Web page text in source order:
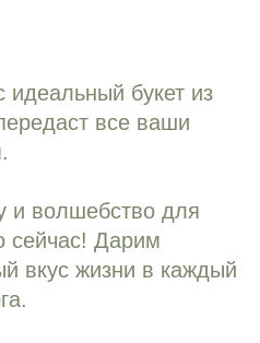
букет из
все ваши
и волшебство для
сейчас! Дарим
вкус жизни в каждый